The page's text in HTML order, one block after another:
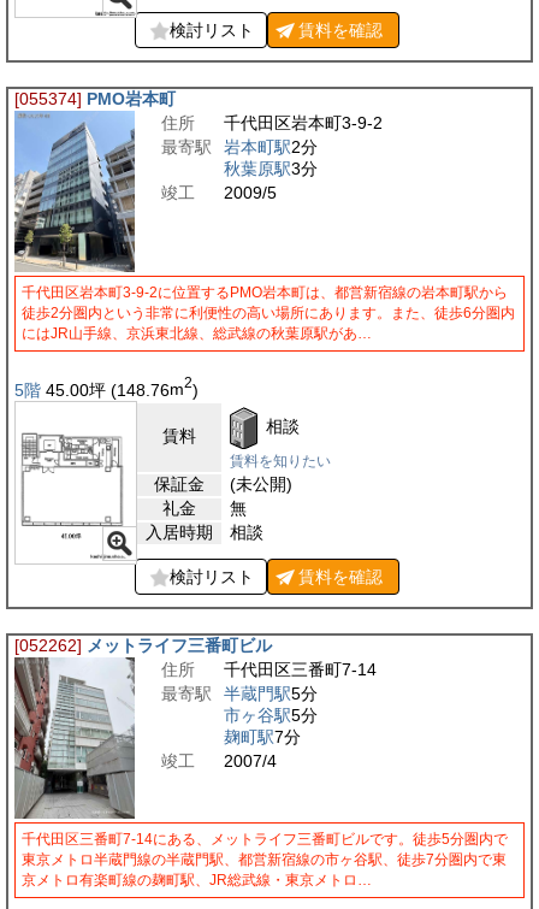
検討リスト 賃料を確認
[055374] PMO岩本町
住所
千代田区岩本町3-9-2
最寄駅
岩本町駅2分
秋葉原駅3分
竣工
2009/5
千代田区岩本町3-9-2に位置するPMO岩本町は、都営新宿線の岩本町駅から
徒歩2分圏内という非常に利便性の高い場所にあります。また、徒歩6分圏内
にはJR山手線、京浜東北線、総武線の秋葉原駅があ…
5階 45.00坪 (148.76m2)
賃料 相談
賃料を知りたい
保証金
(未公開)
礼金
無
入居時期
相談
検討リスト 賃料を確認
[052262] メットライフ三番町ビル
住所
千代田区三番町7-14
最寄駅
半蔵門駅5分
市ヶ谷駅5分
麹町駅7分
竣工
2007/4
千代田区三番町7-14にある、メットライフ三番町ビルです。徒歩5分圏内で
東京メトロ半蔵門線の半蔵門駅、都営新宿線の市ヶ谷駅、徒歩7分圏内で東
京メトロ有楽町線の麹町駅、JR総武線・東京メトロ…